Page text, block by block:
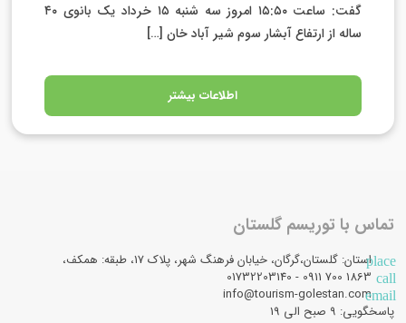
گفت: ساعت ۱۵:۵۰ امروز سه شنبه ۱۵ خرداد یک بانوی ۴۰
ساله از ارتفاع آبشار سوم شیر آباد خان […]
اطلاعات بیشتر
تماس با توریسم گلستان
placeاستان: گلستان،گرگان، خیابان فرهنگ شهر، پلاک 17، طبقه: همکف،
call
email
info@tourism-golestan.com
پاسخگویی: ۹ صبح الی 19